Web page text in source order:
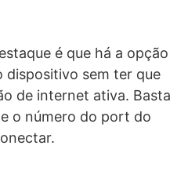
é que há a opção
dispositivo sem ter que
de internet ativa. Basta
o número do port do